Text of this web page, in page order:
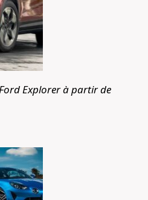
Explorer à partir de